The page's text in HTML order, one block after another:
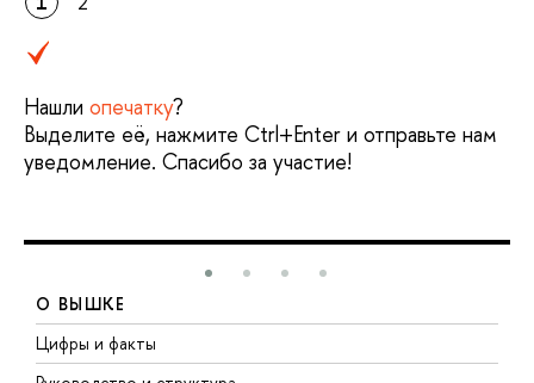
Нашли опечатку?
Выделите её, нажмите Ctrl+Enter и отправьте нам
уведомление. Спасибо за участие!
О ВЫШКЕ
Цифры и факты